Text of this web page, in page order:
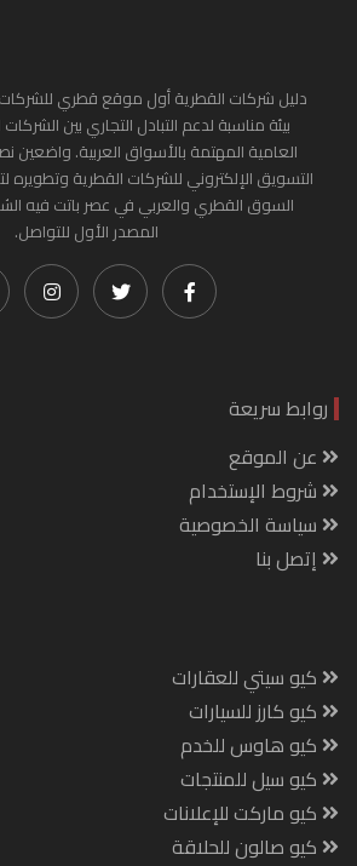
دليل شركات القطرية أول موقع قطري للشركات
بيئة مناسبة لدعم التبادل التجاري بين
العامية المهتمة بالأسواق العربية. واضعين
التسويق الإلكتروني للشركات القطرية وتطويره
السوق القطري والعربي في عصر باتت فيه
المصدر الأول للتواصل.
روابط سريعة
عن الموقع
شروط الإستخدام
سياسة الخصوصية
إتصل بنا
كيو سيتي للعقارات
كيو كارز للسيارات
كيو هاوس للخدم
كيو سيل للمنتجات
كيو ماركت للإعلانات
كيو صالون للحلاقة